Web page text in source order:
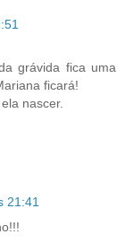
grávida fica uma
ficará!
nascer.
21:41